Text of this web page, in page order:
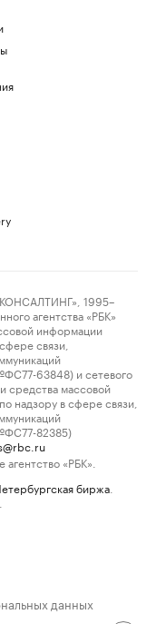
1995–
агентства «РБК»
информации
связи,
63848) и сетевого
средства массовой
надзору в сфере связи,
82385)
«РБК».
биржа
данных